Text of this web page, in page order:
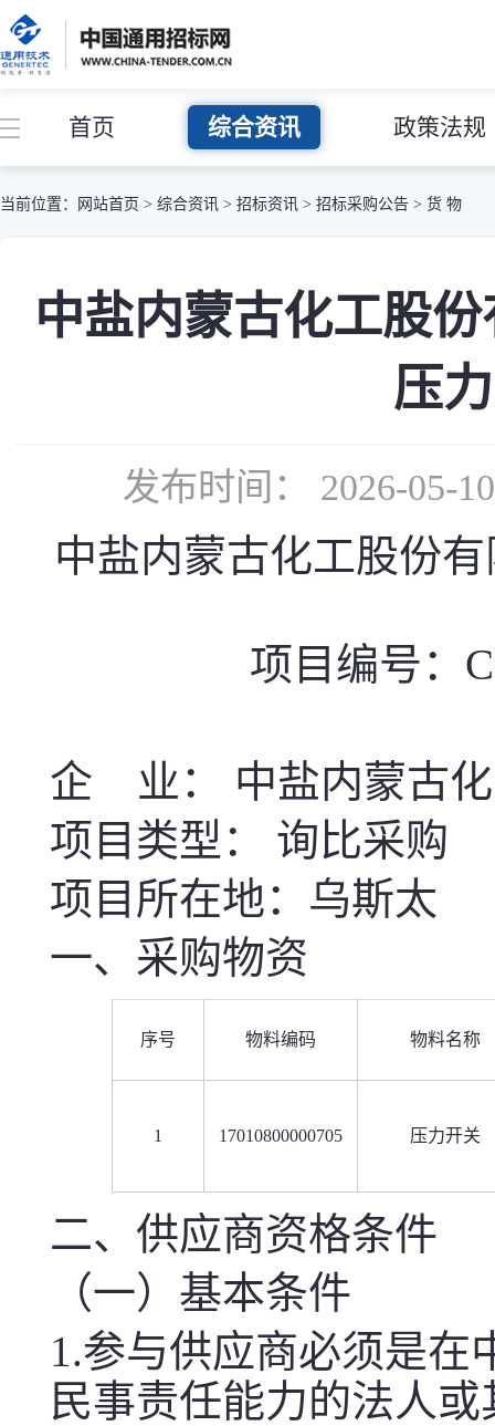
首页 综合资讯 政策法规
当前位置： 网站首页 > 综合资讯 > 招标资讯 > 招标采购公告 > 货 物
中盐内蒙古化工股份
压
发布时间： 2026-05-
中盐内蒙古化工股份有
项目编号：
企 业： 中盐内蒙古
项目类型： 询比采购
项目所在地：乌斯太
一、采购物资
序号 物料编码 物料名称
1 17010800000705 压力开关
二、供应商资格条件
（一）基本条件
1.参与供应商必须是在
民事责任能力的法人